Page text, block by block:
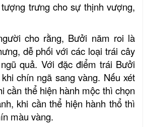
trưng cho sự thịnh vượng,
cho rằng, Bưởi năm roi là
dễ phối với các loại trái cây
quả. Với đặc điểm trái Bưởi
chín ngã sang vàng. Nếu xét
cần thể hiện hành mộc thì chọn
khi cần thể hiện hành thổ thì
màu vàng.